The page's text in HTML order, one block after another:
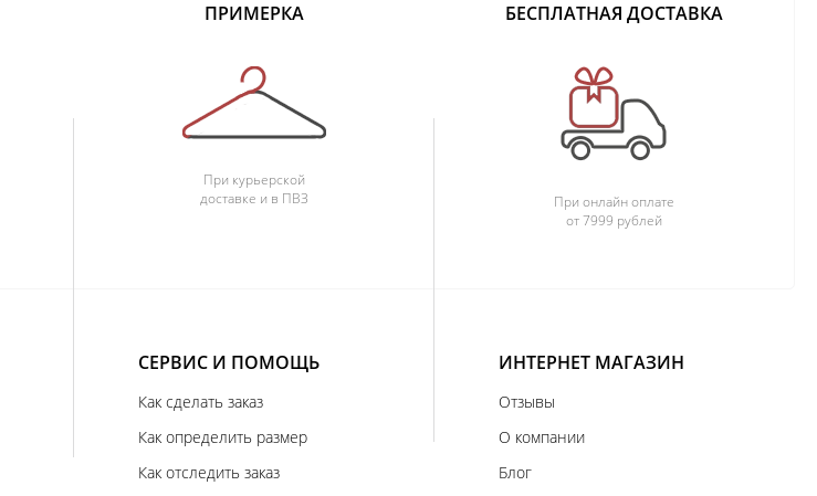
ПРИМЕРКА
При курьерской
доставке и в ПВЗ
БЕСПЛАТНАЯ ДОСТАВКА
При онлайн оплате
от 7999 рублей
СЕРВИС И ПОМОЩЬ
Как сделать заказ
Как определить размер
Как отследить заказ
ИНТЕРНЕТ МАГАЗИН
Отзывы
О компании
Блог